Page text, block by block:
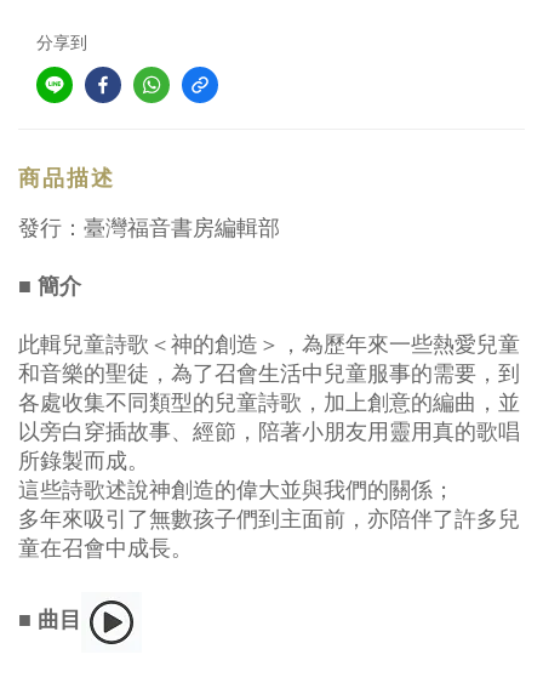
分享到
商品描述
發行：臺灣福音書房編輯部
■ 簡介
此輯兒童詩歌＜神的創造＞，為歷年來一些熱愛兒童
和音樂的聖徒，為了召會生活中兒童服事的需要，到
各處收集不同類型的兒童詩歌，加上創意的編曲，並
以旁白穿插故事、經節，陪著小朋友用靈用真的歌唱
所錄製而成。
這些詩歌述說神創造的偉大並與我們的關係；
多年來吸引了無數孩子們到主面前，亦陪伴了許多兒
童在召會中成長。
■ 曲目